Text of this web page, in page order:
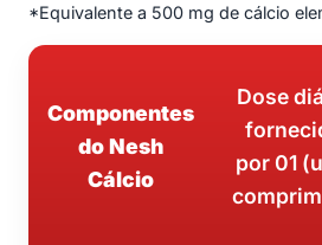
*Equivalente a 500 mg de cálcio
Componentes
do Nesh
Cálcio
Dose
por 01